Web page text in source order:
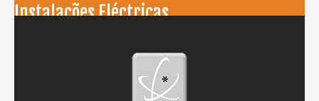
Instalações Eléctricas